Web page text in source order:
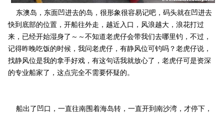
东澳岛，东面凹进去的岛，很形象很容易记吧，码头就在凹进去
快到底部的位置，开船往外走，越近入口，风浪越大，浪花打过
来，已经开始湿身了～～不知道老虎仔会带我们去哪里钓，不过，
记得昨晚吃饭的时候，我问老虎仔，有静风位可钓吗？老虎仔说，
找静风位是我的拿手好戏，有这句话我就放心了，老虎仔可是资深
的专业船家了，这点完全不需要怀疑的。
船出了凹口，一直往南围着海岛转，一直开到南沙湾，才停下，